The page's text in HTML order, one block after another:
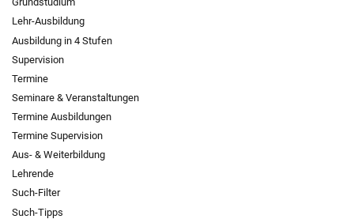
Lehr-Ausbildung
Ausbildung in 4 Stufen
Supervision
Termine
Seminare & Veranstaltungen
Termine Ausbildungen
Termine Supervision
Aus- & Weiterbildung
Lehrende
Such-Filter
Such-Tipps